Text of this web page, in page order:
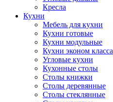
Кресла
Кухни
Мебель для кухни
Кухни готовые
Кухни модульные
Кухни эконом класса
Угловые кухни
Кухонные столы
Столы книжки
Столы деревянные
Столы стеклянные